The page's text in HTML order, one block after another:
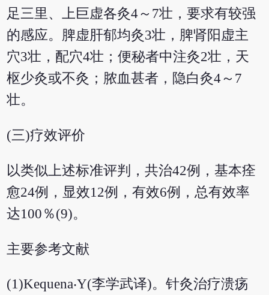
足三里、上巨虚各灸4～7壮，要求有较强
的感应。脾虚肝郁均灸3壮，脾肾阳虚主
穴3壮，配穴4壮；便秘者中注灸2壮，天
枢少灸或不灸；脓血甚者，隐白灸4～7
壮。
(三)疗效评价
以类似上述标准评判，共治42例，基本痊
愈24例，显效12例，有效6例，总有效率
达100％(9)。
主要参考文献
(1)Kequena‧Y(李学武译)。针灸治疗溃疡